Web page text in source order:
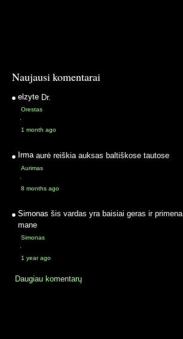
Naujausi komentarai
elzyte Dr.
Orestas
·
1 month ago
Irma aurė reiškia auksas baltiškose tautose
Aurimas
·
8 months ago
Simonas šis vardas yra baisiai geras ir primena
mane
Simonas
·
1 year ago
Daugiau komentarų